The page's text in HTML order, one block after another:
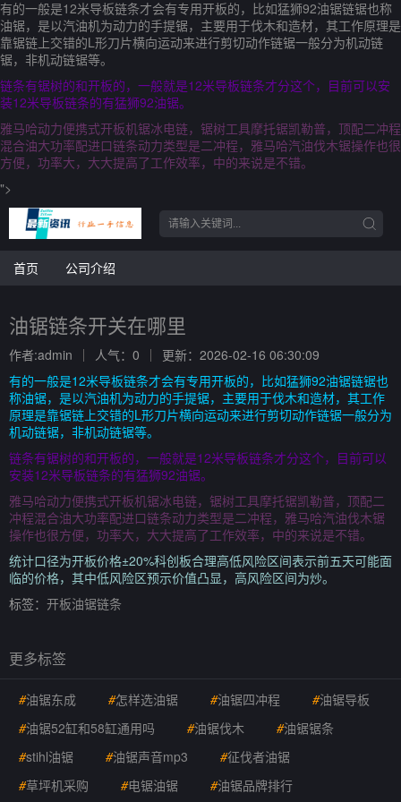
有的一般是12米导板链条才会有专用开板的，比如猛狮92油锯链锯也称
油锯，是以汽油机为动力的手提锯，主要用于伐木和造材，其工作原理是
靠锯链上交错的L形刀片横向运动来进行剪切动作链锯一般分为机动链
锯，非机动链锯等。
链条有锯树的和开板的，一般就是12米导板链条才分这个，目前可以安
装12米导板链条的有猛狮92油锯。
雅马哈动力便携式开板机锯冰电链，锯树工具摩托锯凯勒普，顶配二冲程
混合油大功率配进口链条动力类型是二冲程，雅马哈汽油伐木锯操作也很
方便，功率大，大大提高了工作效率，中的来说是不错。
">
首页 公司介绍
油锯链条开关在哪里
作者:admin 人气：0
更新：2026-02-16 06:30:09
有的一般是12米导板链条才会有专用开板的，比如猛狮92油锯链锯也
称油锯，是以汽油机为动力的手提锯，主要用于伐木和造材，其工作
原理是靠锯链上交错的L形刀片横向运动来进行剪切动作链锯一般分为
机动链锯，非机动链锯等。
链条有锯树的和开板的，一般就是12米导板链条才分这个，目前可以
安装12米导板链条的有猛狮92油锯。
雅马哈动力便携式开板机锯冰电链，锯树工具摩托锯凯勒普，顶配二
冲程混合油大功率配进口链条动力类型是二冲程，雅马哈汽油伐木锯
操作也很方便，功率大，大大提高了工作效率，中的来说是不错。
统计口径为开板价格±20%科创板合理高低风险区间表示前五天可能面
临的价格，其中低风险区预示价值凸显，高风险区间为炒。
标签： 开板油锯链条
更多标签
#油锯东成 #怎样选油锯 #油锯四冲程 #油锯导板
#油锯52缸和58缸通用吗 #油锯伐木 #油锯锯条
#stihl油锯 #油锯声音mp3 #征伐者油锯
#草坪机采购 #电锯油锯 #油锯品牌排行